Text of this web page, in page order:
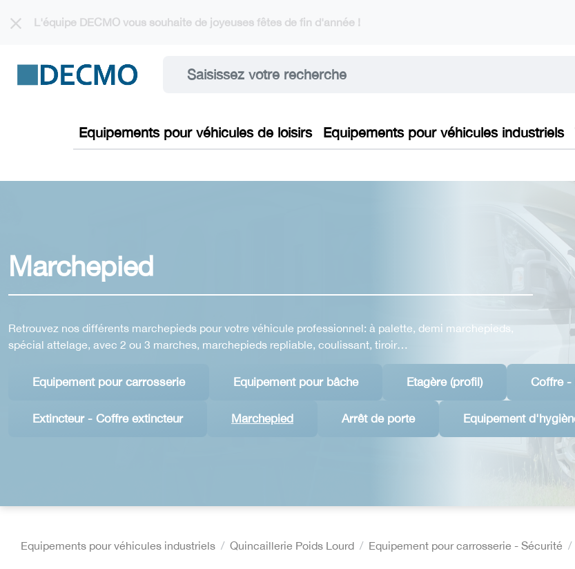
L'équipe DECMO vous souhaite de joyeuses fêtes de fin d'année !
Equipements pour véhicules de loisirs Equipements pour véhicules industriels
Marchepied
Retrouvez nos différents marchepieds pour votre véhicule professionnel: à palette, demi marchepieds,
spécial attelage, avec 2 ou 3 marches, marchepieds repliable, coulissant, tiroir…
Equipement pour carrosserie Equipement pour bâche Etagère (profil) Coffre -
Extincteur - Coffre extincteur Marchepied Arrêt de porte Equipement
Equipements pour véhicules industriels Quincaillerie Poids Lourd Equipement pour carrosserie - Sécurité